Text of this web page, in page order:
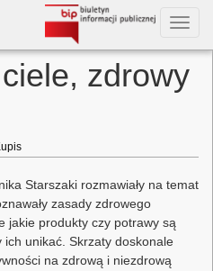
zdrowy
Starszaki rozmawiały na temat
zasady zdrowego
jakie produkty czy potrawy są
unikać. Skrzaty doskonale
na zdrową i niezdrową